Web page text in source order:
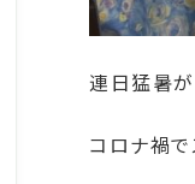
連日猛暑が
コロナ禍で